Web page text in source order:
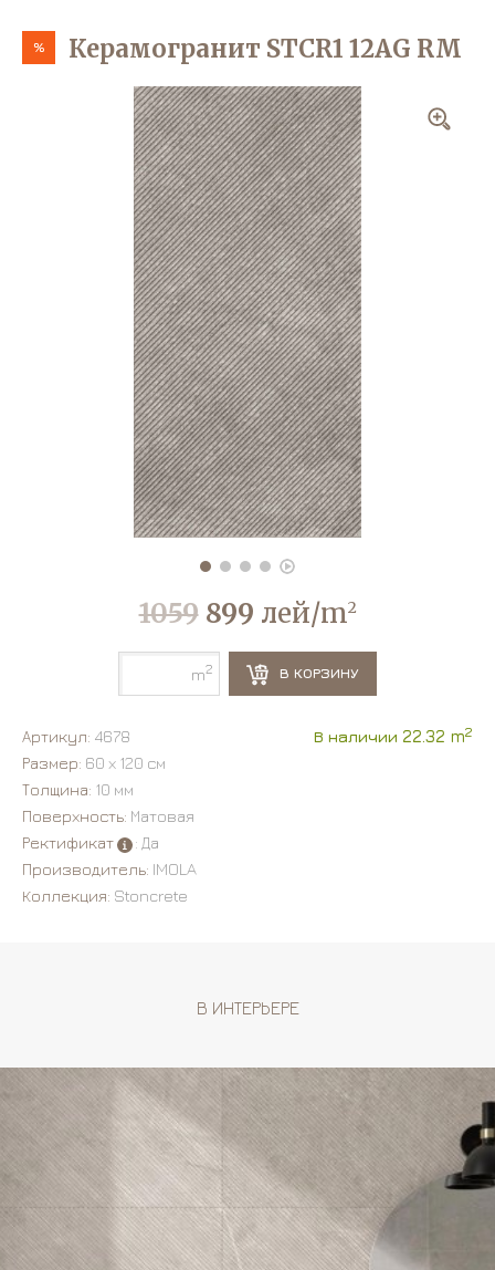
% Керамогранит STCR1 12AG RM
1059 899 лей/m2
m2 В КОРЗИНУ
Артикул: 4678 В наличии 22.32 m2
Размер: 60 х 120 см
Толщина: 10 мм
Поверхность: Матовая
Ректификат
: Да
Производитель: IMOLA
Коллекция: Stoncrete
В ИНТЕРЬЕРЕ